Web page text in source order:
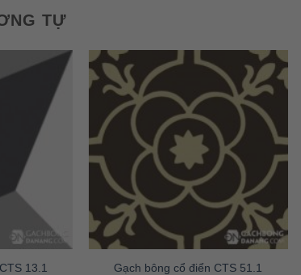
TỰ
13.1 Gạch bông cổ điển CTS 51.1